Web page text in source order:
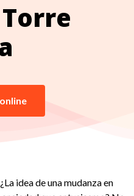
idea de una mudanza en